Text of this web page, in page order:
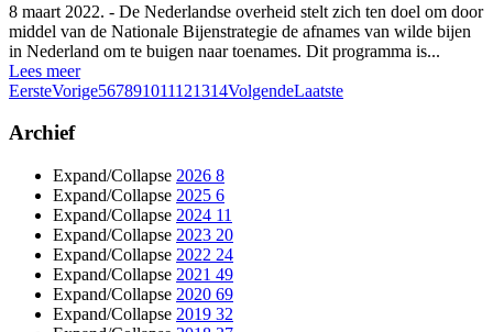
8 maart 2022. - De Nederlandse overheid stelt zich ten doel om door
middel van de Nationale Bijenstrategie de afnames van wilde bijen
in Nederland om te buigen naar toenames. Dit programma is...
Lees meer
EersteVorige567891011121314VolgendeLaatste
Archief
Expand/Collapse 2026 8
Expand/Collapse 2025 6
Expand/Collapse 2024 11
Expand/Collapse 2023 20
Expand/Collapse 2022 24
Expand/Collapse 2021 49
Expand/Collapse 2020 69
Expand/Collapse 2019 32